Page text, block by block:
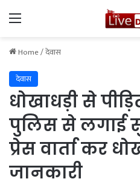
Home/देवास
देवास
धोखाधड़ी से
पुलिस से लगाई
प्रेस वार्ता कर
जानकारी